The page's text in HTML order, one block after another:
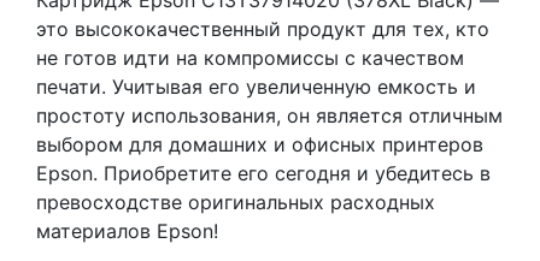
это высококачественный продукт для тех, кто
не готов идти на компромиссы с качеством
печати. Учитывая его увеличенную емкость и
простоту использования, он является отличным
выбором для домашних и офисных принтеров
Epson. Приобретите его сегодня и убедитесь в
превосходстве оригинальных расходных
материалов Epson!